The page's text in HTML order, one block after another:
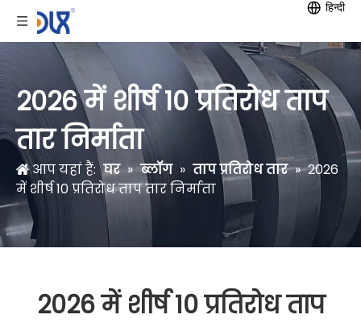
हिन्दी
2026 में शीर्ष 10 प्रतिरोध ताप
तार निर्माता
आप यहां हैं: घर » ब्लॉग » ताप प्रतिरोध तार » 2026
में शीर्ष 10 प्रतिरोध ताप तार निर्माता
2026 में शीर्ष 10 प्रतिरोध ताप